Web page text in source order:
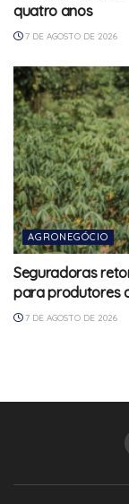
quatro anos
7 DE AGOSTO DE 2026
AGRONEGÓCIO
Seguradoras
para produtores
7 DE AGOSTO DE 2026